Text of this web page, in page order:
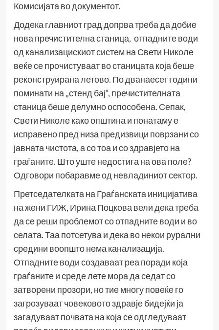
Комисијата во документот.
Додека главниот град допрва треба да добие
нова пречистителна станица, отпадните води
од канализацискиот систем на Свети Николе
веќе се прочистуваат во станицата која беше
реконструирана летово. По дванаесет години
поминати на „стенд бај“, пречистителната
станица беше делумно оспособена. Сепак,
Свети Николе како општина и понатаму е
исправено пред низа предизвици поврзани со
јавната чистота, а со тоа и со здравјето на
граѓаните. Што уште недостига на ова поле?
Одговори побаравме од невладиниот сектор.
Претседателката на Граѓанската иницијатива
на жени ГИЖ, Ирина Поцкова вели дека треба
да се реши проблемот со отпадните води и во
селата. Таа потсетува и дека во некои рурални
средини воопшто нема канализација.
Отпадните води создаваат реа поради која
граѓаните и среде лете мора да седат со
затворени прозори, но тие многу повеќе го
загрозуваат човековото здравје бидејќи ја
загадуваат почвата на која се одгледуваат